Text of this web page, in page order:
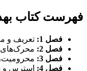
فهرست کتاب
فصل 1:
تعریف و
فصل 2:
محرک‌های
فصل 3:
فصل 4:
استرس و